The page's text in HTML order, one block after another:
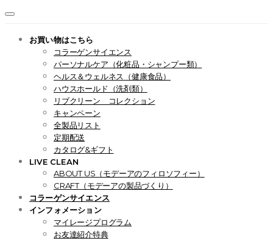
お買い物はこちら
コラーゲンサイエンス
パーソナルケア（化粧品・シャンプー類）
ヘルス＆ウェルネス（健康食品）
ハウスホールド（洗剤類）
リブクリーン コレクション
キャンペーン
全製品リスト
定期配送
カタログ&ギフト
LIVE CLEAN
ABOUT US（モデーアのフィロソフィー）
CRAFT（モデーアの製品づくり）
コラーゲンサイエンス
インフォメーション
マイレージプログラム
お友達紹介特典